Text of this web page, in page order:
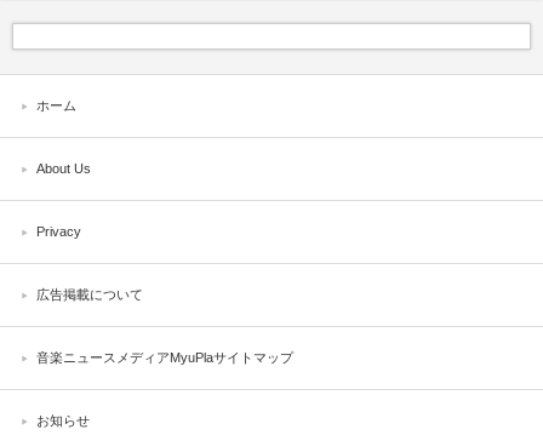
ホーム
About Us
Privacy
広告掲載について
音楽ニュースメディアMyuPlaサイトマップ
お知らせ